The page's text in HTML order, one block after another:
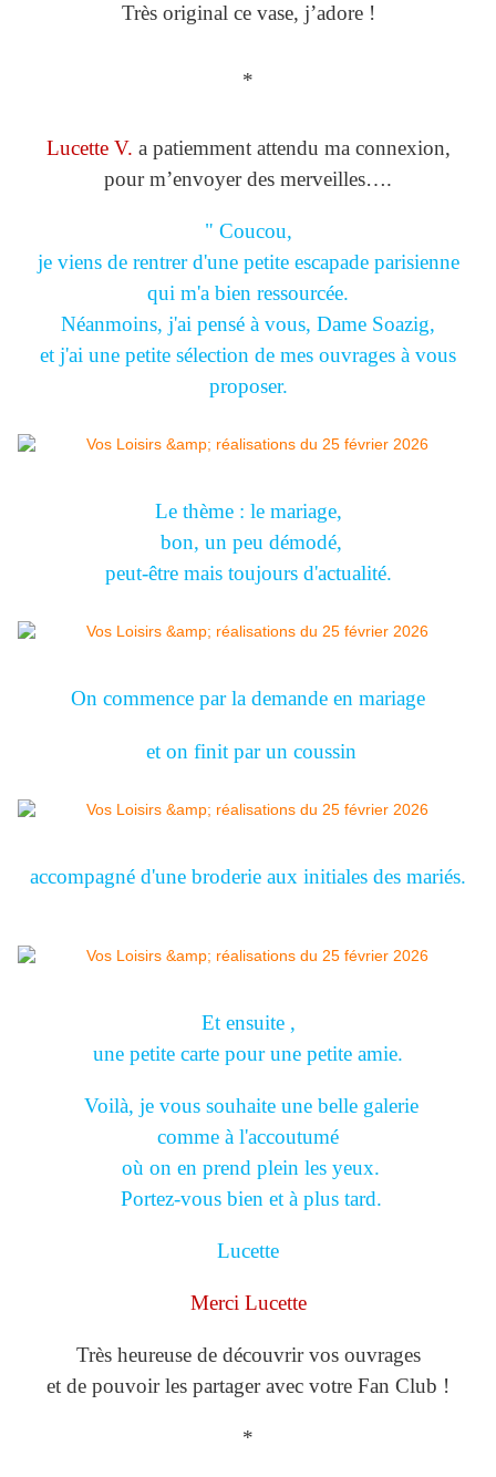
Très original ce vase, j’adore !
*
Lucette V. a patiemment attendu ma connexion,
pour m’envoyer des merveilles….
" Coucou,
je viens de rentrer d'une petite escapade parisienne
qui m'a bien ressourcée.
Néanmoins, j'ai pensé à vous, Dame Soazig,
et j'ai une petite sélection de mes ouvrages à vous
proposer.
Le thème : le mariage,
bon, un peu démodé,
peut-être mais toujours d'actualité.
On commence par la demande en mariage
et on finit par un coussin
accompagné d'une broderie aux initiales des mariés.
Et ensuite ,
une petite carte pour une petite amie.
Voilà, je vous souhaite une belle galerie
comme à l'accoutumé
où on en prend plein les yeux.
Portez-vous bien et à plus tard.
Lucette
Merci Lucette
Très heureuse de découvrir vos ouvrages
et de pouvoir les partager avec votre Fan Club !
*